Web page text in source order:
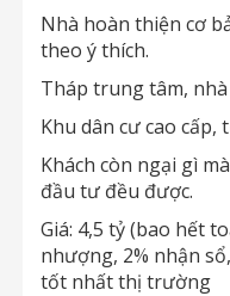
Nhà hoàn thiện cơ
theo ý thích.
Tháp trung tâm,
Khu dân cư cao
Khách còn ngại gì
đầu tư đều được.
Giá: 4,5 tỷ (bao hết
nhượng, 2% nhận
tốt nhất thị trường